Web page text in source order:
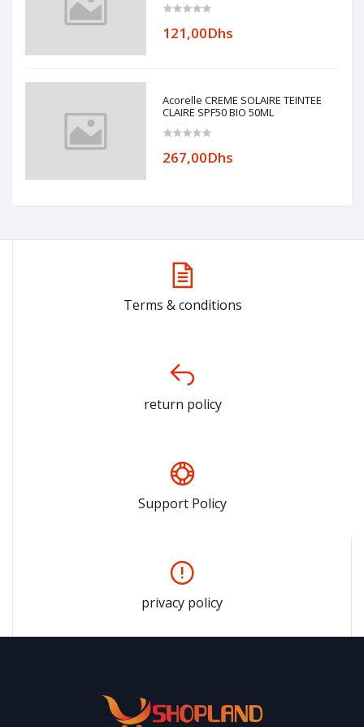
121,00Dhs
Acorelle CREME SOLAIRE TEINTEE
CLAIRE SPF50 BIO 50ML
267,00Dhs
Terms & conditions
return policy
Support Policy
privacy policy